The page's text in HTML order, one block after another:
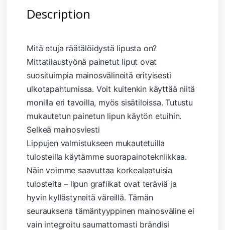
Description
Mitä etuja räätälöidystä lipusta on?
Mittatilaustyönä painetut liput ovat
suosituimpia mainosvälineitä erityisesti
ulkotapahtumissa. Voit kuitenkin käyttää niitä
monilla eri tavoilla, myös sisätiloissa. Tutustu
mukautetun painetun lipun käytön etuihin.
Selkeä mainosviesti
Lippujen valmistukseen mukautetuilla
tulosteilla käytämme suorapainotekniikkaa.
Näin voimme saavuttaa korkealaatuisia
tulosteita – lipun grafiikat ovat teräviä ja
hyvin kyllästyneitä väreillä. Tämän
seurauksena tämäntyyppinen mainosväline ei
vain integroitu saumattomasti brändisi